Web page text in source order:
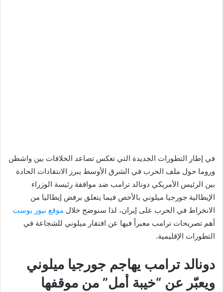
في إطار التطورات الجديدة التي تعكس تصاعد الخلافات بين واشطن
وروما حول ملف الحرب في الشرق الأوسط يبرز الانتقادات الحادة
بين الرئيس الأمريكي دونالد ترامب ضد موافقة رئيسة الوزراء
الإيطالية جورجيا ميلوني بالأخص فيما يتعلق برفض إيطاليا من
الانخراط في الحرب على إيران، لذا سنوضح خلال موقع نيوز بوست
أهم تصريحات ترامب معبراً فيها عن افتقار ميلوني للشجاعة في
التطورات الإقليمية.
دونالد ترامب يهاجم جورجيا ميلوني
ويعبّر عن “خيبة أمل” من موقفها